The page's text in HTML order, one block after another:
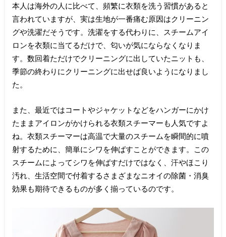
本人は海外の人に比べて、頻繁に衣類を洗う習慣があると
言われていますが、実は生地が一番痛む原因はクリーニン
グや洗濯だそうです。洗濯をする代わりに、スチームアイ
ロンを衣類に当てるだけで、匂いが気にならなくなりま
す。数回着ただけでクリーニングに出していたニットも、
季節の終わりにクリーニングに出せば良いようになりまし
た。
また、最近ではコートやジャケットなどをハンガーにかけ
たままアイロンがかけられる衣類スチーマーも人気ですよ
ね。衣類スチーマーは高温で大量のスチームを瞬間的に噴
射するために、簡単にシワを伸ばすことができます。この
スチームによってシワを伸ばすだけではなく、汗やほこり
汚れ、生活空間で付着するさまざまなニオイの除菌・消臭
効果も期待できるものが多く揃っているのです。